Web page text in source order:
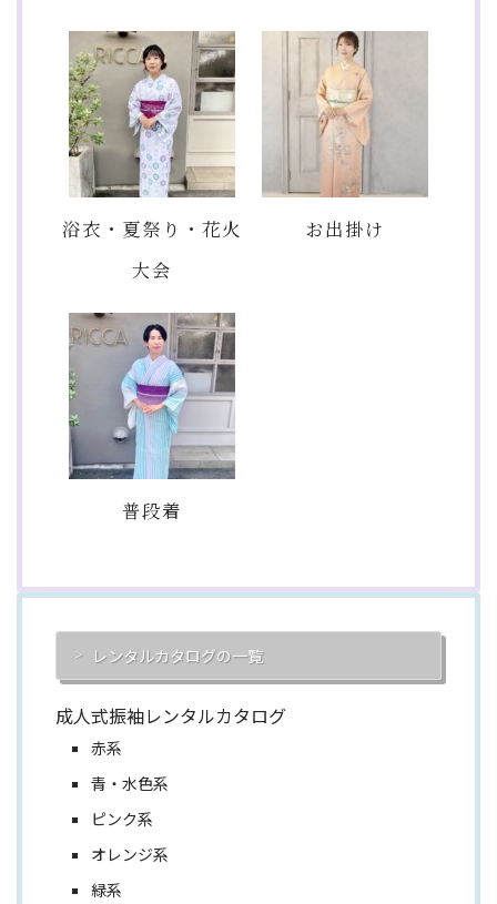
浴衣・夏祭り・花火
大会
お出掛け
普段着
レンタルカタログの一覧
成人式振袖レンタルカタログ
赤系
青・水色系
ピンク系
オレンジ系
緑系